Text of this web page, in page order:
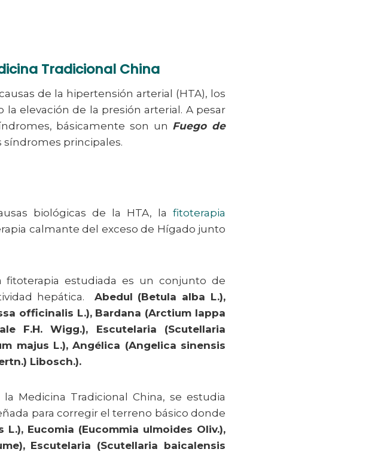
Tradicional China
de la hipertensión arterial (HTA), los
elevación de la presión arterial. A pesar
básicamente son un Fuego de
síndromes principales.
biológicas de la HTA, la fitoterapia
calmante del exceso de Hígado junto
fitoterapia estudiada es un conjunto de
hepática.
Abedul (Betula alba L.),
officinalis L.), Bardana (Arctium lappa
F.H. Wigg.), Escutelaria (Scutellaria
majus L.), Angélica (Angelica sinensis
Libosch.).
la Medicina Tradicional China, se estudia
para corregir el terreno básico donde
L.), Eucomia (Eucommia ulmoides Oliv.),
Escutelaria (Scutellaria baicalensis